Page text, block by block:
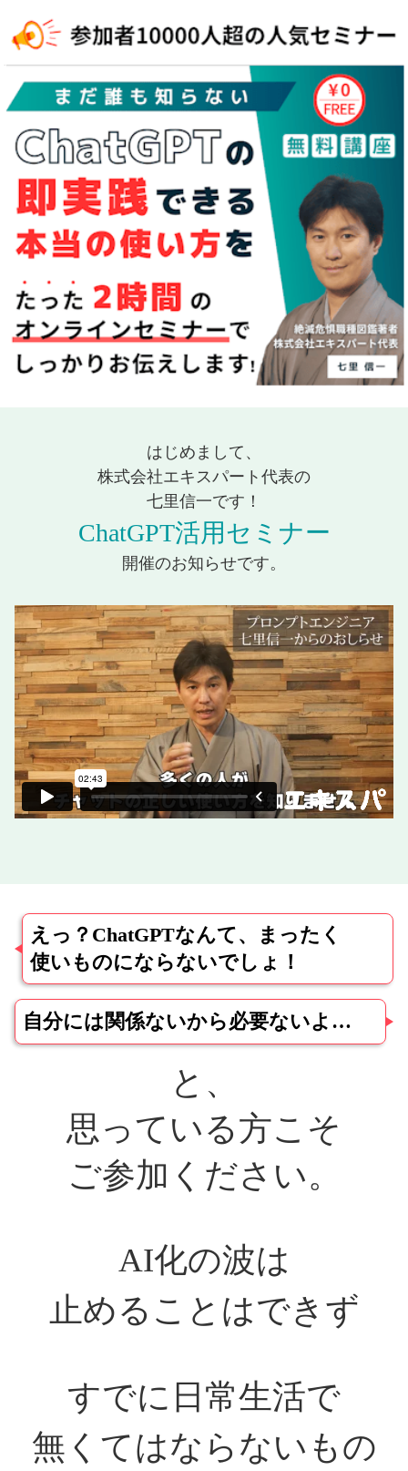
はじめまして、
株式会社エキスパート代表の
七里信一です！
ChatGPT活用セミナー
開催のお知らせです。
えっ？ChatGPTなんて、まったく
使いものにならないでしょ！
自分には関係ないから必要ないよ…
と、
思っている方こそ
ご参加ください。
AI化の波は
止めることはできず
すでに日常生活で
無くてはならないもの